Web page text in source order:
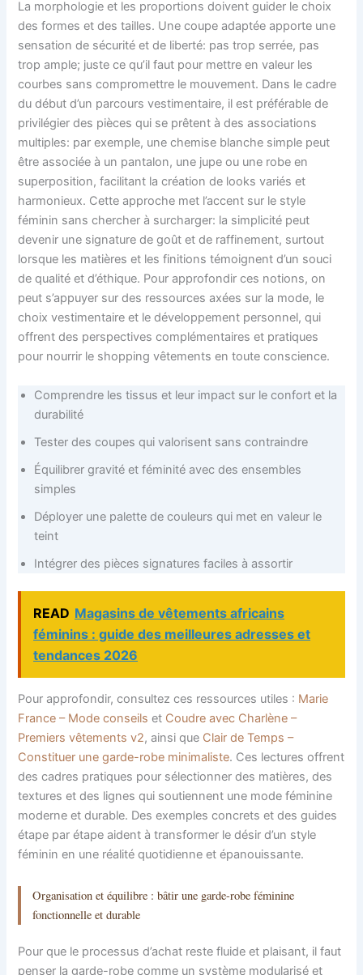
La morphologie et les proportions doivent guider le choix
des formes et des tailles. Une coupe adaptée apporte une
sensation de sécurité et de liberté: pas trop serrée, pas
trop ample; juste ce qu’il faut pour mettre en valeur les
courbes sans compromettre le mouvement. Dans le cadre
du début d’un parcours vestimentaire, il est préférable de
privilégier des pièces qui se prêtent à des associations
multiples: par exemple, une chemise blanche simple peut
être associée à un pantalon, une jupe ou une robe en
superposition, facilitant la création de looks variés et
harmonieux. Cette approche met l’accent sur le style
féminin sans chercher à surcharger: la simplicité peut
devenir une signature de goût et de raffinement, surtout
lorsque les matières et les finitions témoignent d’un souci
de qualité et d’éthique. Pour approfondir ces notions, on
peut s’appuyer sur des ressources axées sur la mode, le
choix vestimentaire et le développement personnel, qui
offrent des perspectives complémentaires et pratiques
pour nourrir le shopping vêtements en toute conscience.
Comprendre les tissus et leur impact sur le confort et la
durabilité
Tester des coupes qui valorisent sans contraindre
Équilibrer gravité et féminité avec des ensembles
simples
Déployer une palette de couleurs qui met en valeur le
teint
Intégrer des pièces signatures faciles à assortir
READ Magasins de vêtements africains
féminins : guide des meilleures adresses et
tendances 2026
Pour approfondir, consultez ces ressources utiles : Marie
France – Mode conseils et Coudre avec Charlène –
Premiers vêtements v2, ainsi que Clair de Temps –
Constituer une garde-robe minimaliste. Ces lectures offrent
des cadres pratiques pour sélectionner des matières, des
textures et des lignes qui soutiennent une mode féminine
moderne et durable. Des exemples concrets et des guides
étape par étape aident à transformer le désir d’un style
féminin en une réalité quotidienne et épanouissante.
Organisation et équilibre : bâtir une garde-robe féminine
fonctionnelle et durable
Pour que le processus d’achat reste fluide et plaisant, il faut
penser la garde-robe comme un système modularisé et